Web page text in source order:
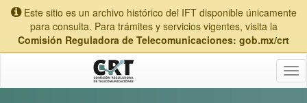
Este sitio es un archivo histórico del IFT disponible únicamente
para consulta. Para trámites y servicios vigentes, visita la
Comisión Reguladora de Telecomunicaciones: gob.mx/crt